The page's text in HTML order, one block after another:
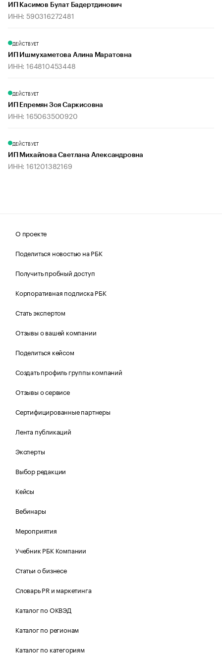
ИП Касимов Булат Бадертдинович
ИНН: 590316272481
ДЕЙСТВУЕТ
ИП Ишмухаметова Алина Маратовна
ИНН: 164810453448
ДЕЙСТВУЕТ
ИП Епремян Зоя Саркисовна
ИНН: 165063500920
ДЕЙСТВУЕТ
ИП Михайлова Светлана Александровна
ИНН: 161201382169
О проекте
Поделиться новостью на РБК
Получить пробный доступ
Корпоративная подписка РБК
Стать экспертом
Отзывы о вашей компании
Поделиться кейсом
Создать профиль группы компаний
Отзывы о сервисе
Сертифицированные партнеры
Лента публикаций
Эксперты
Выбор редакции
Кейсы
Вебинары
Мероприятия
Учебник РБК Компании
Статьи о бизнесе
Словарь PR и маркетинга
Каталог по ОКВЭД
Каталог по регионам
Каталог по категориям